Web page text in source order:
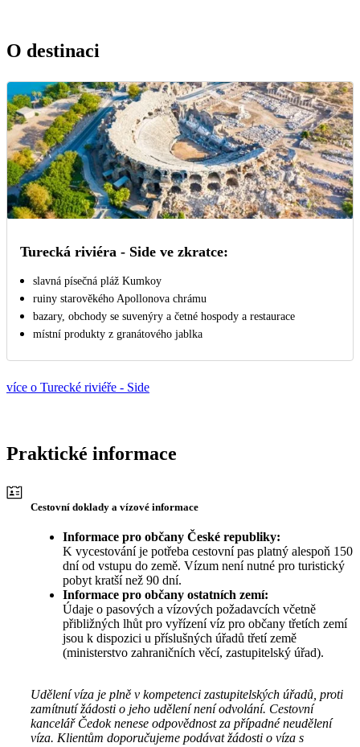
O destinaci
Turecká riviéra - Side ve zkratce:
slavná písečná pláž Kumkoy
ruiny starověkého Apollonova chrámu
bazary, obchody se suvenýry a četné hospody a restaurace
místní produkty z granátového jablka
více o Turecké riviéře - Side
Praktické informace
Cestovní doklady a vízové informace
Informace pro občany České republiky:
K vycestování je potřeba cestovní pas platný alespoň 150
dní od vstupu do země. Vízum není nutné pro turistický
pobyt kratší než 90 dní.
Informace pro občany ostatních zemí:
Údaje o pasových a vízových požadavcích včetně
přibližných lhůt pro vyřízení víz pro občany třetích zemí
jsou k dispozici u příslušných úřadů třetí země
(ministerstvo zahraničních věcí, zastupitelský úřad).
Udělení víza je plně v kompetenci zastupitelských úřadů, proti
zamítnutí žádosti o jeho udělení není odvolání. Cestovní
kancelář Čedok nenese odpovědnost za případné neudělení
víza. Klientům doporučujeme podávat žádosti o víza s